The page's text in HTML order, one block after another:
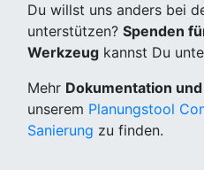
Du willst uns anders bei
unterstützen? Spenden
Werkzeug kannst Du
Mehr Dokumentation
unserem Planungstool
Sanierung zu finden.